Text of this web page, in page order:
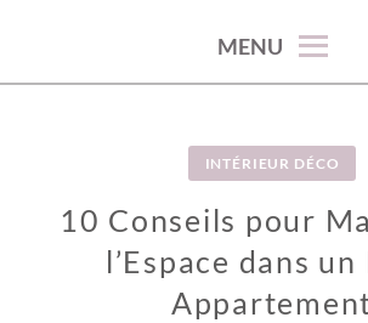
MENU
INTÉRIEUR DÉCO
10 Conseils pour
l’Espace dans